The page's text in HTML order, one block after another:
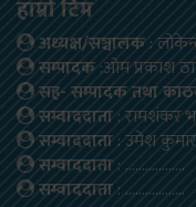
हाम्रो टिम
अध्यक्ष/सञ्चालक:
सम्पादक:ओम प्रकाश
सह- सम्पादक तथा
सम्वाददाता: रामशंकर
सम्वाददाता: उमेश
सम्वाददाता: ………………
सम्वाददाता: ………………